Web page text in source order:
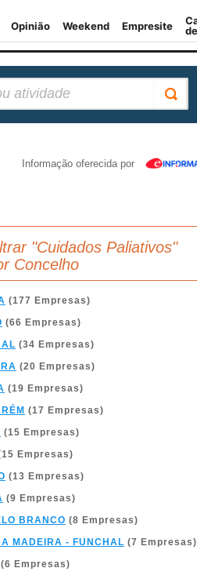
Informação oferecida por
"Cuidados Paliativos"
Concelho
(177 Empresas)
(66 Empresas)
(34 Empresas)
(20 Empresas)
(19 Empresas)
(17 Empresas)
(15 Empresas)
Empresas)
(13 Empresas)
(9 Empresas)
BRANCO (8 Empresas)
MADEIRA - FUNCHAL (7 Empresas)
(6 Empresas)